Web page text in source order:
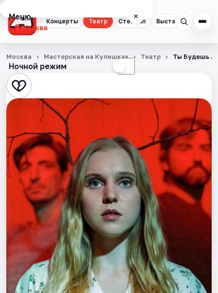
Концерты Театр Стендап Выставки
Меню ×
Москва
Концерты
Театр
Стендап
Выставки
Квесты
Экскурсии
Спорт
События
Города
Площадки
Артисты
Ночной режим ☾
Москва Мастерская на Кулишках Театр Ты Будешь